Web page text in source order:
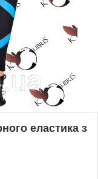
еластика з